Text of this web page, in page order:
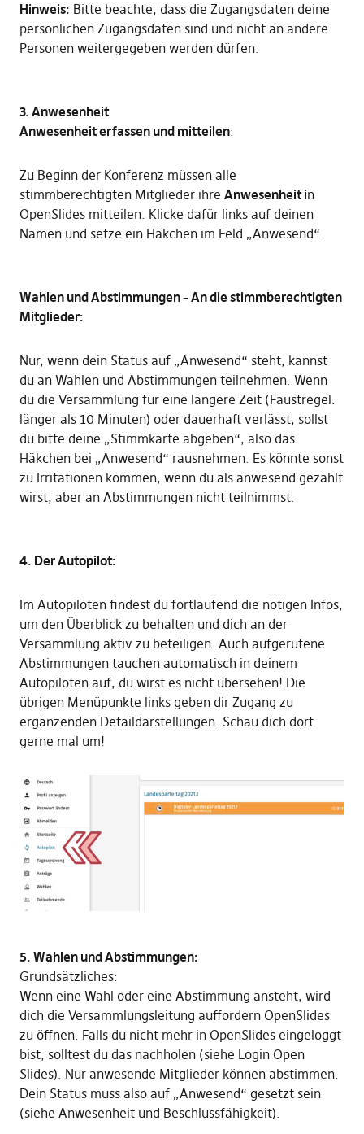
Hinweis: Bitte beachte, dass die Zugangsdaten deine
persönlichen Zugangsdaten sind und nicht an andere
Personen weitergegeben werden dürfen.
3. Anwesenheit
Anwesenheit erfassen und mitteilen:
Zu Beginn der Konferenz müssen alle
stimmberechtigten Mitglieder ihre Anwesenheit in
OpenSlides mitteilen. Klicke dafür links auf deinen
Namen und setze ein Häkchen im Feld „Anwesend“.
Wahlen und Abstimmungen – An die stimmberechtigten
Mitglieder:
Nur, wenn dein Status auf „Anwesend“ steht, kannst
du an Wahlen und Abstimmungen teilnehmen. Wenn
du die Versammlung für eine längere Zeit (Faustregel:
länger als 10 Minuten) oder dauerhaft verlässt, sollst
du bitte deine „Stimmkarte abgeben“, also das
Häkchen bei „Anwesend“ rausnehmen. Es könnte sonst
zu Irritationen kommen, wenn du als anwesend gezählt
wirst, aber an Abstimmungen nicht teilnimmst.
4. Der Autopilot:
Im Autopiloten findest du fortlaufend die nötigen Infos,
um den Überblick zu behalten und dich an der
Versammlung aktiv zu beteiligen. Auch aufgerufene
Abstimmungen tauchen automatisch in deinem
Autopiloten auf, du wirst es nicht übersehen! Die
übrigen Menüpunkte links geben dir Zugang zu
ergänzenden Detaildarstellungen. Schau dich dort
gerne mal um!
5. Wahlen und Abstimmungen:
Grundsätzliches:
Wenn eine Wahl oder eine Abstimmung ansteht, wird
dich die Versammlungsleitung auffordern OpenSlides
zu öffnen. Falls du nicht mehr in OpenSlides eingeloggt
bist, solltest du das nachholen (siehe Login Open
Slides). Nur anwesende Mitglieder können abstimmen.
Dein Status muss also auf „Anwesend“ gesetzt sein
(siehe Anwesenheit und Beschlussfähigkeit).